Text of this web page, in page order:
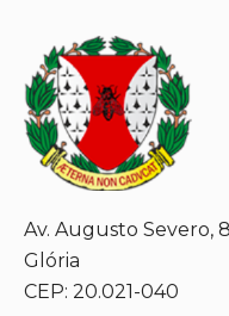
Av. Augusto Severo,
Glória
CEP: 20.021-040